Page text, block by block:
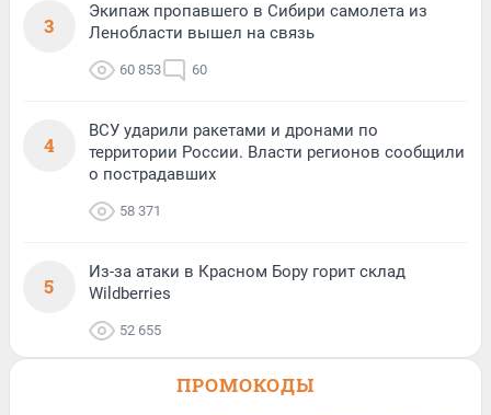
3
Экипаж пропавшего в Сибири самолета из
Ленобласти вышел на связь
60 853 60
4
ВСУ ударили ракетами и дронами по
территории России. Власти регионов сообщили
о пострадавших
58 371
5
Из-за атаки в Красном Бору горит склад
Wildberries
52 655
ПРОМОКОДЫ